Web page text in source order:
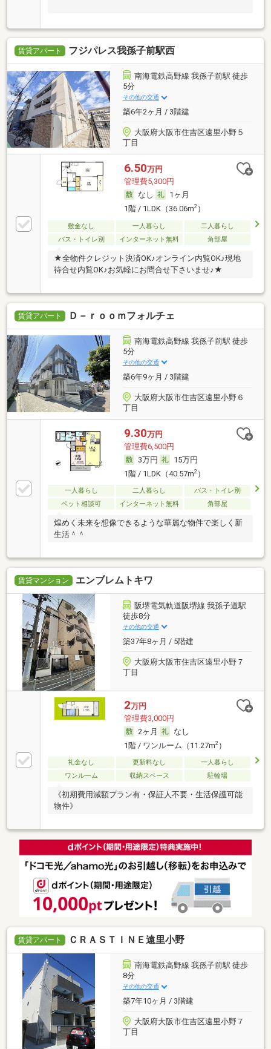
賃貸アパート フジパレス我孫子前駅西
南海電鉄高野線 我孫子前駅 徒歩
5分
その他の交通
築6年2ヶ月 / 3階建
大阪府大阪市住吉区遠里小野５
丁目
6.50万円
管理費5,300円
なし
1ヶ月
1階 / 1LDK（36.06m2）
敷金なし 一人暮らし
二人暮らし
バス・トイレ別
インターネット無料 角部屋
★全物件クレジット決済OK♪オンライン内覧OK♪現地
待合せ内覧OK♪お気軽にお問合せ下さいませ♪★
賃貸アパート Ｄ－ｒｏｏｍフォルチェ
南海電鉄高野線 我孫子前駅 徒歩
5分
その他の交通
築6年9ヶ月 / 3階建
大阪府大阪市住吉区遠里小野６
丁目
9.30万円
管理費6,500円
3万円
15万円
1階 / 1LDK（40.57m2）
一人暮らし 二人暮らし
バス・トイレ別
ペット相談可
インターネット無料 角部屋
煌めく未来を想像できるような華麗な物件で楽しく新
生活＾＾
賃貸マンション エンブレムトキワ
阪堺電気軌道阪堺線 我孫子道駅
徒歩8分
その他の交通
築37年8ヶ月 / 5階建
大阪府大阪市住吉区遠里小野７
丁目
2万円
管理費3,000円
2ヶ月
なし
1階 / ワンルーム（11.27m2）
礼金なし 更新料なし
一人暮らし
ワンルーム
収納スペース 駐輪場
《初期費用減額プラン有・保証人不要・生活保護可能
物件》
賃貸アパート ＣＲＡＳＴＩＮＥ遠里小野
南海電鉄高野線 我孫子前駅 徒歩
8分
その他の交通
築7年10ヶ月 / 3階建
大阪府大阪市住吉区遠里小野７
丁目